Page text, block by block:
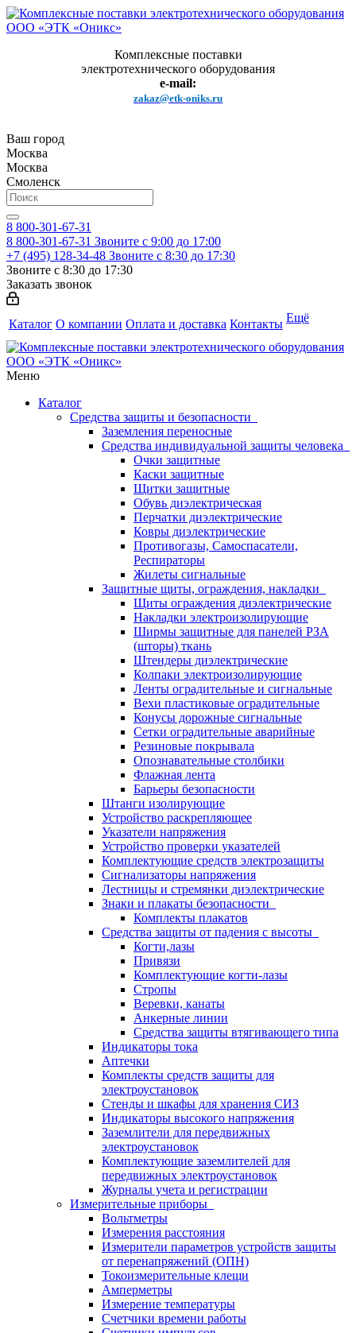
Комплексные поставки
электротехнического оборудования
e-mail:
zakaz@etk-oniks.ru
Ваш город
Москва
Москва
Смоленск
8 800-301-67-31
8 800-301-67-31 Звоните с 9:00 до 17:00
+7 (495) 128-34-48 Звоните с 8:30 до 17:30
Звоните с 8:30 до 17:30
Заказать звонок
Каталог О компании Оплата и доставка Контакты Ещё
Меню
Каталог
Средства защиты и безопасности
Заземления переносные
Средства индивидуальной защиты человека
Очки защитные
Каски защитные
Щитки защитные
Обувь диэлектрическая
Перчатки диэлектрические
Ковры диэлектрические
Противогазы, Самоспасатели,
Респираторы
Жилеты сигнальные
Защитные щиты, ограждения, накладки
Щиты ограждения диэлектрические
Накладки электроизолирующие
Ширмы защитные для панелей РЗА
(шторы) ткань
Штендеры диэлектрические
Колпаки электроизолирующие
Ленты оградительные и сигнальные
Вехи пластиковые оградительные
Конусы дорожные сигнальные
Сетки оградительные аварийные
Резиновые покрывала
Опознавательные столбики
Флажная лента
Барьеры безопасности
Штанги изолирующие
Устройство раскрепляющее
Указатели напряжения
Устройство проверки указателей
Комплектующие средств электрозащиты
Сигнализаторы напряжения
Лестницы и стремянки диэлектрические
Знаки и плакаты безопасности
Комплекты плакатов
Средства защиты от падения с высоты
Когти,лазы
Привязи
Комплектующие когти-лазы
Стропы
Веревки, канаты
Анкерные линии
Средства защиты втягивающего типа
Индикаторы тока
Аптечки
Комплекты средств защиты для
электроустановок
Стенды и шкафы для хранения СИЗ
Индикаторы высокого напряжения
Заземлители для передвижных
электроустановок
Комплектующие заземлителей для
передвижных электроустановок
Журналы учета и регистрации
Измерительные приборы
Вольтметры
Измерения расстояния
Измерители параметров устройств защиты
от перенапряжений (ОПН)
Токоизмерительные клещи
Амперметры
Измерение температуры
Счетчики времени работы